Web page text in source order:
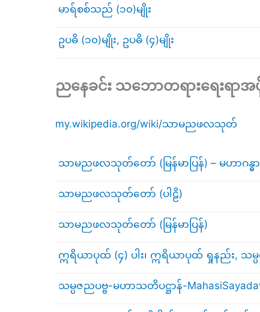
မာရ်စစ်သည် (၁၀)မျိုး
ဥပဓိ (၁၀)မျိုး, ဥပဓိ (၄)မျိုး
ညနေခင်း သဘောတရားရေးရာအ
my.wikipedia.org/wiki/သာမညဖလသုတ်
သာမညဖလသုတ်တော် (မြန်မာပြန်) – မဟာဂ
သာမညဖလသုတ်တော် (ပါဠိ)
သာမညဖလသုတ်တော် (မြန်မာပြန်)
ဣရိယာပုထ် (၄) ပါး၊ ဣရိယာပုထ် ရှုနည်း, သမ္
သမ္ပဇညပဗ္ဗ-မဟာသတိပဋ္ဌာန်-